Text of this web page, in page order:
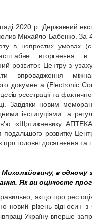
2020 р. Державний
Михайло Бабенко. За 4
в непростих умовах
вторгнення в
розвиток Центру з
впровадження
документа (Electronic
реєстрації та
Завдяки новим
інституціями та
«Щотижневику
подальшого розвитку
про головні досягнення
в одному
Як ви оцінюєте
якщо прогрес
новий рівень відносин
Україну вперше